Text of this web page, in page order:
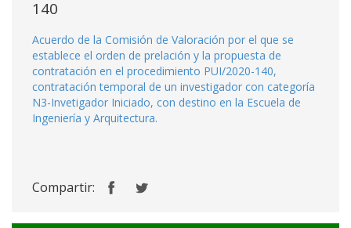
140
Acuerdo de la Comisión de Valoración por el que se
establece el orden de prelación y la propuesta de
contratación en el procedimiento PUI/2020-140,
contratación temporal de un investigador con categoría
N3-Invetigador Iniciado, con destino en la Escuela de
Ingeniería y Arquitectura.
Compartir: